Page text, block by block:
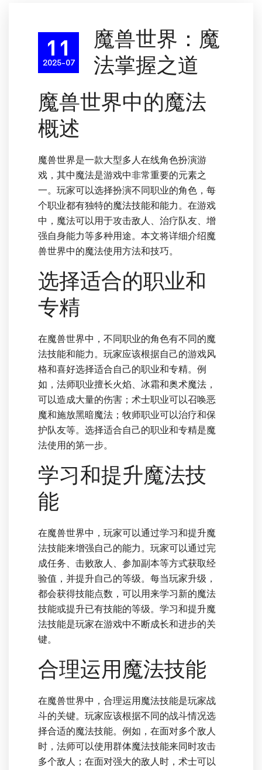
11
2025-07
魔兽世界：魔
法掌握之道
魔兽世界中的魔法
概述
魔兽世界是一款大型多人在线角色扮演游
戏，其中魔法是游戏中非常重要的元素之
一。玩家可以选择扮演不同职业的角色，每
个职业都有独特的魔法技能和能力。在游戏
中，魔法可以用于攻击敌人、治疗队友、增
强自身能力等多种用途。本文将详细介绍魔
兽世界中的魔法使用方法和技巧。
选择适合的职业和
专精
在魔兽世界中，不同职业的角色有不同的魔
法技能和能力。玩家应该根据自己的游戏风
格和喜好选择适合自己的职业和专精。例
如，法师职业擅长火焰、冰霜和奥术魔法，
可以造成大量的伤害；术士职业可以召唤恶
魔和施放黑暗魔法；牧师职业可以治疗和保
护队友等。选择适合自己的职业和专精是魔
法使用的第一步。
学习和提升魔法技
能
在魔兽世界中，玩家可以通过学习和提升魔
法技能来增强自己的能力。玩家可以通过完
成任务、击败敌人、参加副本等方式获取经
验值，并提升自己的等级。每当玩家升级，
都会获得技能点数，可以用来学习新的魔法
技能或提升已有技能的等级。学习和提升魔
法技能是玩家在游戏中不断成长和进步的关
键。
合理运用魔法技能
在魔兽世界中，合理运用魔法技能是玩家战
斗的关键。玩家应该根据不同的战斗情况选
择合适的魔法技能。例如，在面对多个敌人
时，法师可以使用群体魔法技能来同时攻击
多个敌人；在面对强大的敌人时，术士可以